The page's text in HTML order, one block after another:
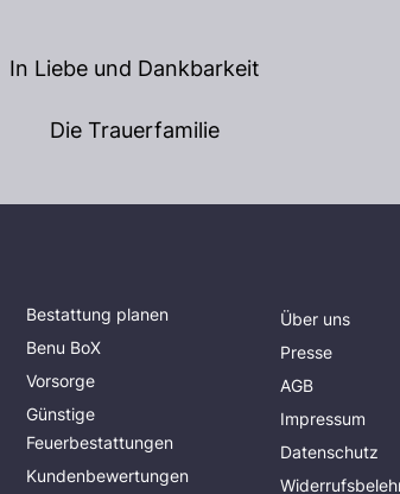
In Liebe und Dankbarkeit
Die Trauerfamilie
Bestattung planen
Benu BoX
Vorsorge
Günstige
Feuerbestattungen
Kundenbewertungen
Über uns
Presse
AGB
Impressum
Datenschutz